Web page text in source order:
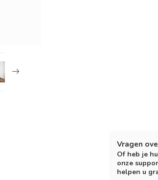
Vragen
Of heb je
onze
helpen u